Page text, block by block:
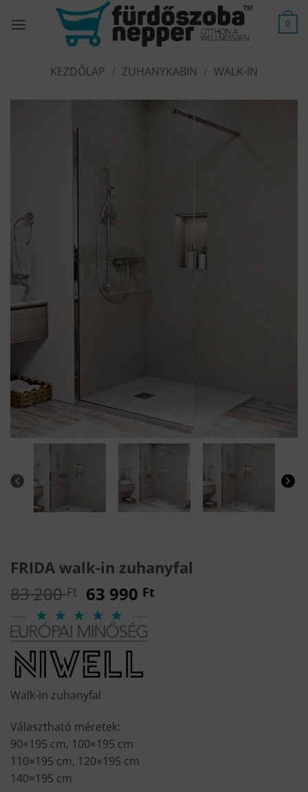
0
KEZDŐLAP ZUHANYKABIN WALK-IN
FRIDA walk-in zuhanyfal
83 200Ft Original
price
was:
83
200 Ft.
63 990 Ft
Walk-in zuhanyfal
Választható méretek:
90×195 cm, 100×195 cm
110×195 cm, 120×195 cm
140×195 cm